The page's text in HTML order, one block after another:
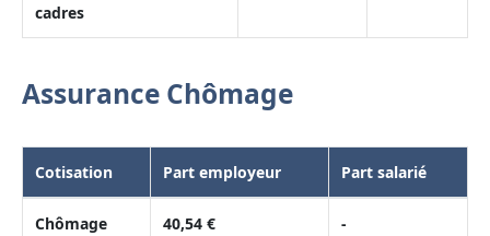
cadres
Assurance Chômage
Cotisation Part employeur Part salarié
Chômage 40,54 € -